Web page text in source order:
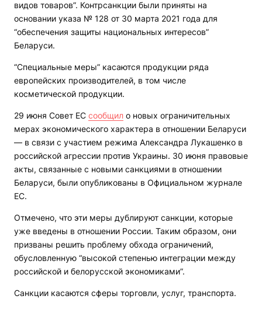
видов товаров”. Контрсанкции были приняты на
основании указа № 128 от 30 марта 2021 года для
“обеспечения защиты национальных интересов”
Беларуси.
“Специальные меры” касаются продукции ряда
европейских производителей, в том числе
косметической продукции.
29 июня Совет ЕС сообщил о новых ограничительных
мерах экономического характера в отношении Беларуси
— в связи с участием режима Александра Лукашенко в
российской агрессии против Украины. 30 июня правовые
акты, связанные с новыми санкциями в отношении
Беларуси, были опубликованы в Официальном журнале
ЕС.
Отмечено, что эти меры дублируют санкции, которые
уже введены в отношении России. Таким образом, они
призваны решить проблему обхода ограничений,
обусловленную “высокой степенью интеграции между
российской и белорусской экономиками”.
Санкции касаются сферы торговли, услуг, транспорта.